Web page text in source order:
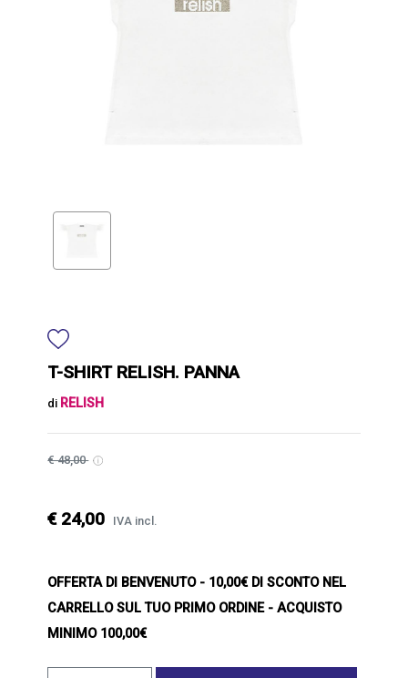
T-SHIRT RELISH. PANNA
di RELISH
€ 48,00
€ 24,00 IVA incl.
OFFERTA DI BENVENUTO- 10,00€ DI SCONTO NEL
CARRELLO SUL TUO PRIMO ORDINE - ACQUISTO
MINIMO 100,00€